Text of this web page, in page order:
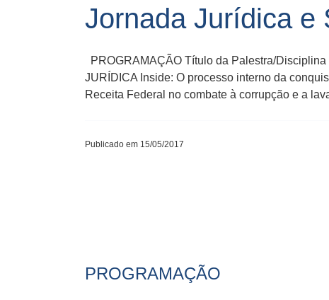
Jornada Jurídica e
PROGRAMAÇÃO Título da Palestra/
JURÍDICA Inside: O processo interno da
Receita Federal no combate à corrupção e a
Publicado em 15/05/2017
PROGRAMAÇÃO